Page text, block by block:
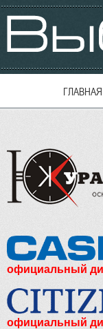
ГЛАВНАЯ
официальный
официальный